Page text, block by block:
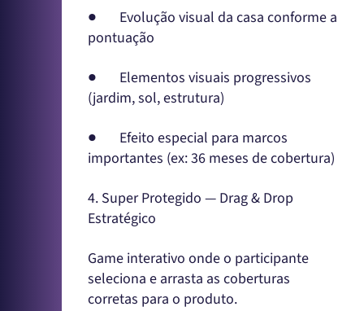
● Evolução visual da casa conforme a
pontuação
● Elementos visuais progressivos
(jardim, sol, estrutura)
● Efeito especial para marcos
importantes (ex: 36 meses de cobertura)
4. Super Protegido — Drag & Drop
Estratégico
Game interativo onde o participante
seleciona e arrasta as coberturas
corretas para o produto.